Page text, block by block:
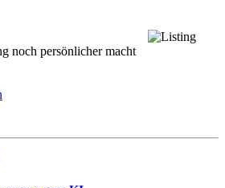
noch persönlicher macht